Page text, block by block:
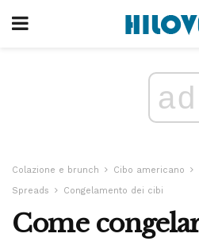
ad
Colazione e brunch Cibo americano
Spreads
Congelamento dei cibi
Come